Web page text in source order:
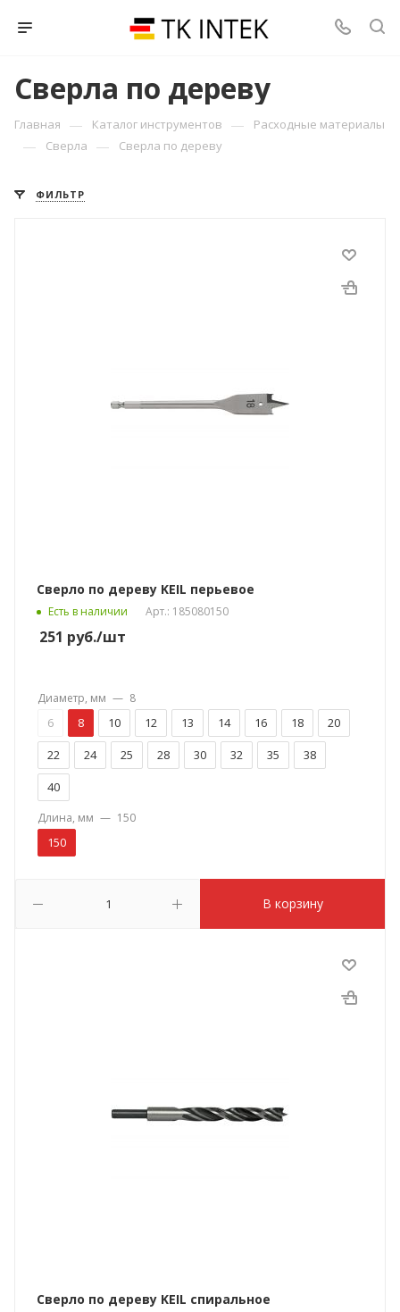
Сверла по дереву
Главная — Каталог инструментов — Расходные материалы
— Сверла — Сверла по дереву
ФИЛЬТР
Сверло по дереву KEIL перьевое
Есть в наличии Арт.: 185080150
251 руб./шт
В корзину
Диаметр, мм — 8
6 8 10 12 13 14 16 18
20
22
24 25 28 30 32 35
38
40
Длина, мм — 150
150
Сверло по дереву KEIL спиральное